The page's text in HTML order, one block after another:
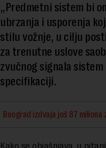
„Predmetni sistem bi
ubrzanja i usporenja
stilu vožnje, u cilju
za trenutne uslove
zvučnog signala sistem
specifikaciji.
Beograd izdvaja još 87